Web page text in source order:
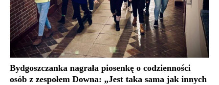
Bydgoszczanka nagrała piosenkę o codzienności
osób z zespołem Downa: „Jest taka sama jak innych